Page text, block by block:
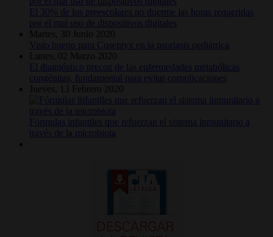
El 30% de los preescolares no duerme las horas requeridas
por el mal uso de dispositivos digitales
Martes, 30 Junio 2020
Visto bueno para Cosentyx en la psoriasis pediátrica
Lunes, 02 Marzo 2020
El diagnóstico precoz de las enfermedades metabólicas
congénitas, fundamental para evitar complicaciones
Jueves, 13 Febrero 2020
Fórmulas infantiles que refuerzan el sistema inmunitario a
través de la microbiota